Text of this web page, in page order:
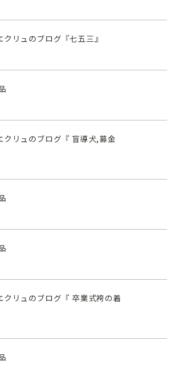
リュのブログ『七五三』
リュのブログ『 盲導犬,募金
リュのブログ『 卒業式袴の着